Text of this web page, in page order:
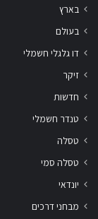
בארץ
בעולם
דו גלגלי חשמלי
זיקר
חדשות
טנדר חשמלי
טסלה
טסלה סמי
יונדאי
מבחני דרכים